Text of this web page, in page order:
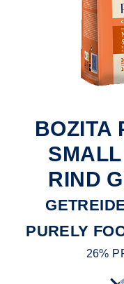
BOZITA
RIND
PURELY
26%